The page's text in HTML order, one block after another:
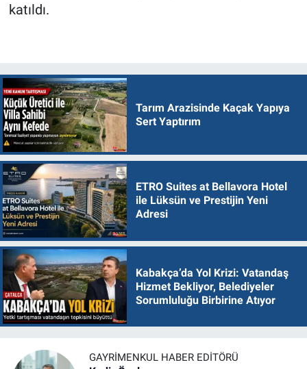
katıldı.
Tarım Arazisinde Kaçak Yapıya
Sert Yaptırım
ETRO Suites at Bellavora Hotel
ile Lüksün ve Prestijin Yeni
Adresi
Kabakça’da Yol Krizi: Vatandaş
Hizmet Bekliyor, Belediyeler
Sorumluluğu Birbirine Atıyor
GAYRIMENKUL HABER EDITÖRÜ